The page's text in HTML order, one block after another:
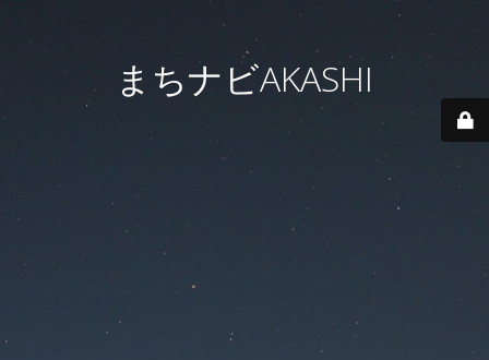
まちナビAKASHI